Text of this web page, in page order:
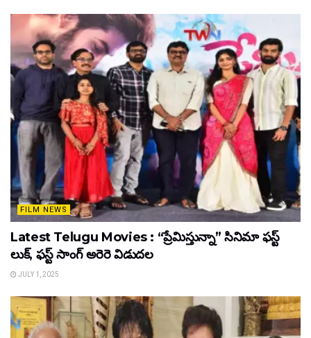
FILM NEWS
Latest Telugu Movies : “ప్రేమిస్తున్నా” సినిమా ఫస్ట్
లుక్, ఫస్ట్ సాంగ్ అరెరె విడుదల
JULY 1, 2025